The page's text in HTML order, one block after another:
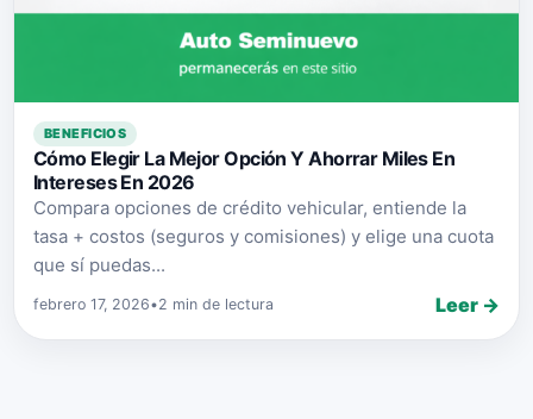
BENEFICIOS
Cómo Elegir La Mejor Opción Y Ahorrar Miles En
Intereses En 2026
Compara opciones de crédito vehicular, entiende la
tasa + costos (seguros y comisiones) y elige una cuota
que sí puedas...
febrero 17, 2026•2 min de lectura Leer →